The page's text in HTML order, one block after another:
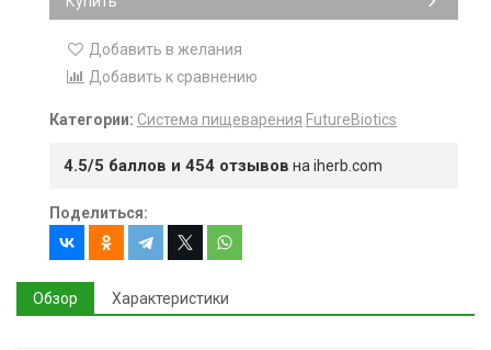
Добавить в желания
Добавить к сравнению
Категории: Система пищеварения FutureBiotics
4.5/5 баллов и 454 отзывов на iherb.com
Поделиться:
Обзор Характеристики